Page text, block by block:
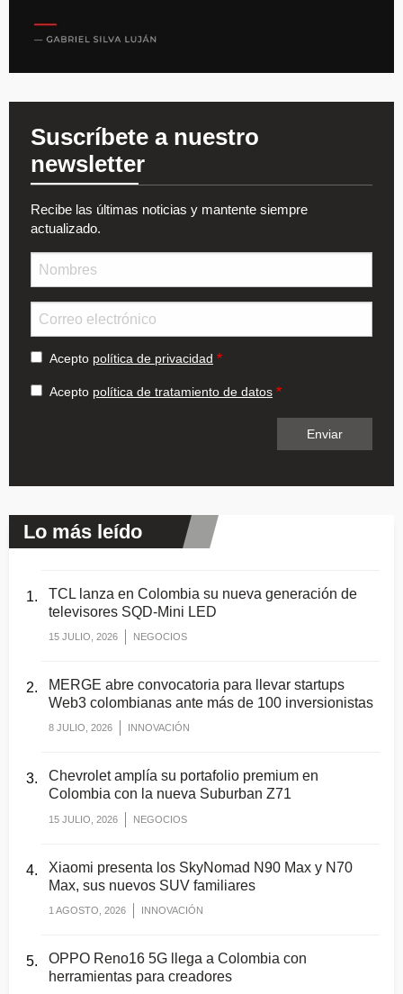
Suscríbete a nuestro
newsletter
Recibe las últimas noticias y mantente siempre
actualizado.
Acepto política de privacidad
Acepto política de tratamiento de datos
Lo más leído
TCL lanza en Colombia su nueva generación de
televisores SQD-Mini LED
15 JULIO, 2026 NEGOCIOS
MERGE abre convocatoria para llevar startups
Web3 colombianas ante más de 100 inversionistas
8 JULIO, 2026 INNOVACIÓN
Chevrolet amplía su portafolio premium en
Colombia con la nueva Suburban Z71
15 JULIO, 2026 NEGOCIOS
Xiaomi presenta los SkyNomad N90 Max y N70
Max, sus nuevos SUV familiares
1 AGOSTO, 2026 INNOVACIÓN
OPPO Reno16 5G llega a Colombia con
herramientas para creadores